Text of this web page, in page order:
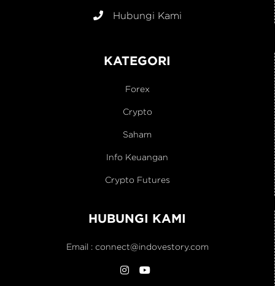
Hubungi Kami
KATEGORI
Forex
Crypto
Saham
Info Keuangan
Crypto Futures
HUBUNGI KAMI
Email : connect@indovestory.com